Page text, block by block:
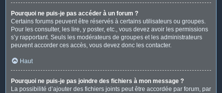
Pourquoi ne puis-je pas accéder à un forum ?
Certains forums peuvent être réservés à certains utilisateurs ou groupes.
Pour les consulter, les lire, y poster, etc., vous devez avoir les permissions
s’y rapportant. Seuls les modérateurs de groupes et les administrateurs
peuvent accorder ces accès, vous devez donc les contacter.
Haut
Pourquoi ne puis-je pas joindre des fichiers à mon message ?
La possibilité d’ajouter des fichiers joints peut être accordée par forum, par